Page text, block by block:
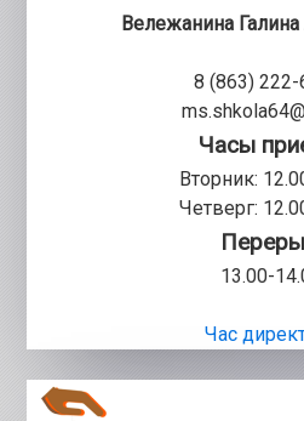
Вележанина
8 (863) 222-
Часы
Вторник:
Четверг:
13.00-
Час